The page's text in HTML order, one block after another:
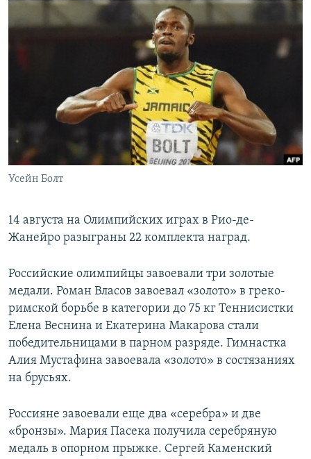
РАСПИСАНИЕ ВЕЩАНИЯ
ПОДПИШИТЕСЬ НА РАССЫЛКУ
СОЦИАЛЬНЫЕ СЕТИ
Все сайты РСЕ/РС
Усейн Болт
14 августа на Олимпийских играх в Рио-де-
Жанейро разыграны 22 комплекта наград.
Российские олимпийцы завоевали три золотые
медали. Роман Власов завоевал «золото» в греко-
римской борьбе в категории до 75 кг Теннисистки
Елена Веснина и Екатерина Макарова стали
победительницами в парном разряде. Гимнастка
Алия Мустафина завоевала «золото» в состязаниях
на брусьях.
Россияне завоевали еще два «серебра» и две
«бронзы». Мария Пасека получила серебряную
медаль в опорном прыжке. Сергей Каменский